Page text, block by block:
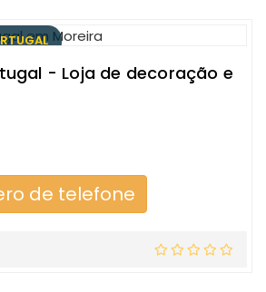
- Loja de decoração e
de telefone